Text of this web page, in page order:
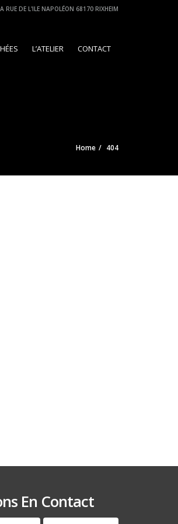
RUE DE L'ILE NAPOLÉON 68170 RIXHEIM
L’ATELIER CONTACT
Home 404
En Contact